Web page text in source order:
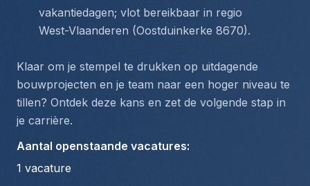
vakantiedagen; vlot bereikbaar in regio
West-Vlaanderen (Oostduinkerke 8670).
Klaar om je stempel te drukken op uitdagende
bouwprojecten en je team naar een hoger niveau te
tillen? Ontdek deze kans en zet de volgende stap in
je carrière.
Aantal openstaande vacatures:
1 vacature